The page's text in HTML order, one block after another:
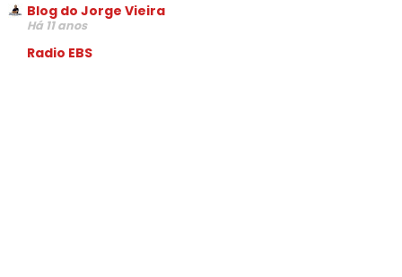
Blog do Jorge Vieira
Há 11 anos
Radio EBS